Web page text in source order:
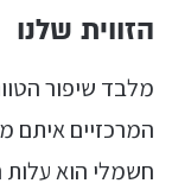
הזווית שלנו
מלבד שיפור
המרכזיים איתם
חשמלי הוא עלות